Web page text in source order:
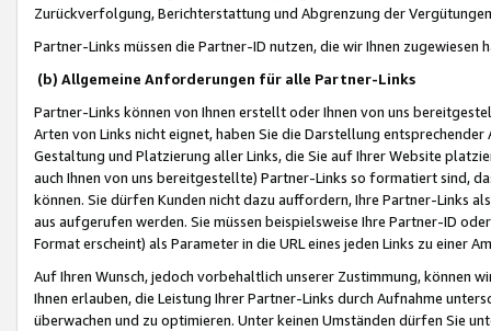
Zurückverfolgung, Berichterstattung und Abgrenzung der
Partner-Links müssen die Partner-ID nutzen, die wir Ihnen zugewiesen
(b) Allgemeine Anforderungen für alle Partner-Links
Partner-Links können von Ihnen erstellt oder Ihnen von uns
Arten von Links nicht eignet, haben Sie die Darstellung
Gestaltung und Platzierung aller Links, die Sie auf Ihrer Website
auch Ihnen von uns bereitgestellte) Partner-Links so formatiert sind,
können. Sie dürfen Kunden nicht dazu auffordern, Ihre Partner-Links
aus aufgerufen werden. Sie müssen beispielsweise Ihre Partner-ID
Format erscheint) als Parameter in die URL eines jeden Links zu einer
Auf Ihren Wunsch, jedoch vorbehaltlich unserer Zustimmung, können
Ihnen erlauben, die Leistung Ihrer Partner-Links durch Aufnahme
überwachen und zu optimieren. Unter keinen Umständen dürfen Sie